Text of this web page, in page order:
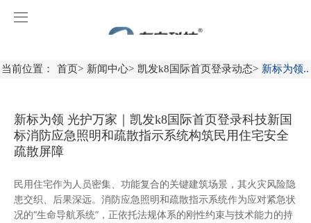
凯发k8国际首页登录
产品中心
消防应急照明和疏散指示系统
火灾自动报警系统
工程案例
广东
新闻中心
当前位置： 首页> 新闻中心> 凯发k8国际首页登录动态> 新标为领
新标为领 光护万家｜凯发k8国际首页登录科技新国
标消防应急照明和疏散指示系统构筑民用住宅安全
疏散屏障
民用住宅作为人员密集、功能复合的关键建筑场景，其火灾风险隐
患交织、后果深远。消防应急照明和疏散指示系统作为应对紧急状
况的“生命导航系统”，正依托法规体系的刚性约束与技术能力的持